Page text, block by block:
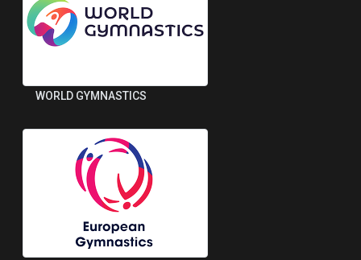
WORLD GYMNASTICS